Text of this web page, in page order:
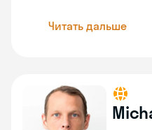
Читать дальше